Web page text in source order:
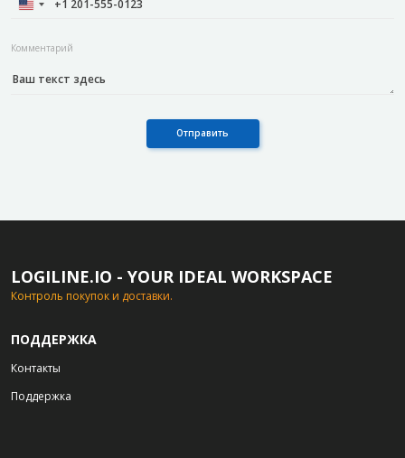
Комментарий
Отправить
LOGILINE.IO - YOUR IDEAL WORKSPACE
Контроль покупок и доставки.
ПОДДЕРЖКА
Контакты
Поддержка